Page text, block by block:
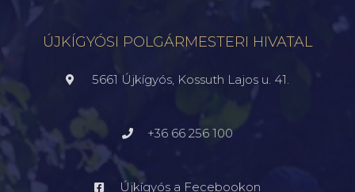
ÚJKÍGYÓSI POLGÁRMESTERI HIVATAL
5661 Újkígyós, Kossuth Lajos u. 41.
+36 66 256 100
Újkígyós a Fecebookon